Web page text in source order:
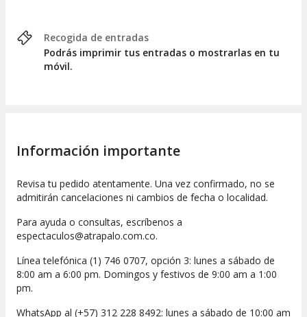
Recogida de entradas
Podrás imprimir tus entradas o mostrarlas en tu
móvil.
Información importante
Revisa tu pedido atentamente. Una vez confirmado, no se
admitirán cancelaciones ni cambios de fecha o localidad.
Para ayuda o consultas, escríbenos a
espectaculos@atrapalo.com.co.
Línea telefónica (1) 746 0707, opción 3: lunes a sábado de
8:00 am a 6:00 pm. Domingos y festivos de 9:00 am a 1:00
pm.
WhatsApp al (+57) 312 228 8492: lunes a sábado de 10:00 am